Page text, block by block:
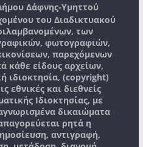
Δάφνης-Υμηττού
του Διαδικτυακού
των
φωτογραφιών,
παρεχόμενων
κάθε είδους αρχείων,
ιδιοκτησία, (copyright)
εθνικές και διεθνείς
Ιδιοκτησίας, με
δικαιώματα
ρητά η
αντιγραφή,